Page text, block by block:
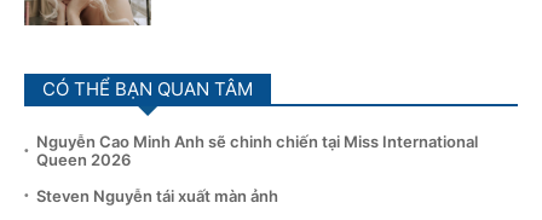
CÓ THỂ BẠN QUAN TÂM
Nguyễn Cao Minh Anh sẽ chinh chiến tại Miss International
Queen 2026
Steven Nguyễn tái xuất màn ảnh